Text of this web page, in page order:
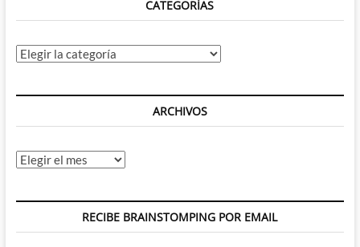
CATEGORÍAS
Categorías
ARCHIVOS
Archivos
RECIBE BRAINSTOMPING POR EMAIL